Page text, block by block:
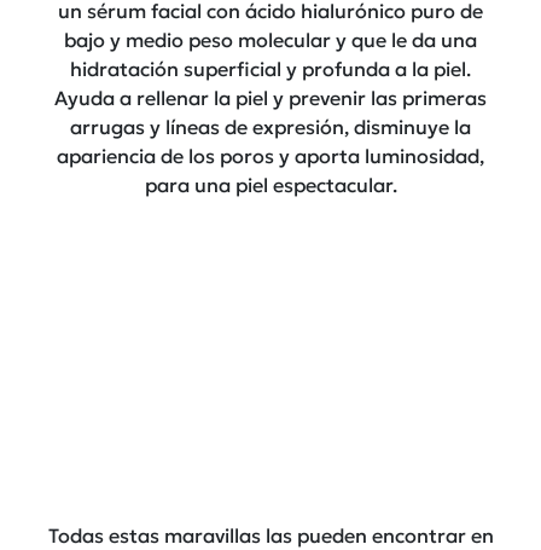
un sérum facial con ácido hialurónico puro de
bajo y medio peso molecular y que le da una
hidratación superficial y profunda a la piel.
Ayuda a rellenar la piel y prevenir las primeras
arrugas y líneas de expresión, disminuye la
apariencia de los poros y aporta luminosidad,
para una piel espectacular.
Todas estas maravillas las pueden encontrar en